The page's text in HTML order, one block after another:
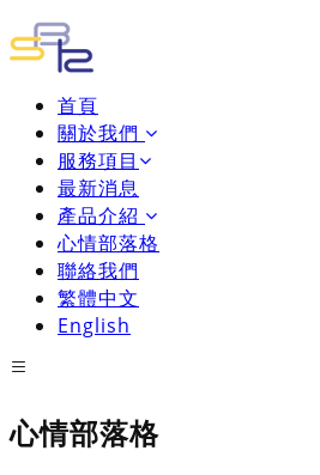
首頁
關於我們
服務項目
最新消息
產品介紹
心情部落格
聯絡我們
繁體中文
English
心情部落格